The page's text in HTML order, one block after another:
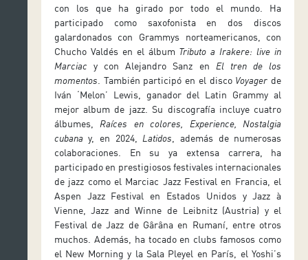
con los que ha girado por todo el mundo. Ha
participado como saxofonista en dos discos
galardonados con Grammys norteamericanos, con
Chucho Valdés en el álbum Tributo a Irakere: live in
Marciac y con Alejandro Sanz en El tren de los
momentos . También participó en el disco Voyager de
Iván ‘Melon’ Lewis, ganador del Latin Grammy al
mejor album de jazz. Su discografía incluye cuatro
álbumes, Raíces en colores, Experience, Nostalgia
cubanay, en 2024, Latidos , además de numerosas
colaboraciones. En su ya extensa carrera, ha
participado en prestigiosos festivales internacionales
de jazz como el Marciac Jazz Festival en Francia, el
Aspen Jazz Festival en Estados Unidos y Jazz à
Vienne, Jazz and Winne de Leibnitz (Austria) y el
Festival de Jazz de Gârâna en Rumaní, entre otros
muchos. Además, ha tocado en clubs famosos como
el New Morning y la Sala Pleyel en París, el Yoshi’s